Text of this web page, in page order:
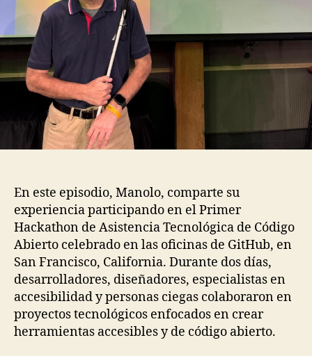
En este episodio, Manolo, comparte su
experiencia participando en el Primer
Hackathon de Asistencia Tecnológica de Código
Abierto celebrado en las oficinas de GitHub, en
San Francisco, California. Durante dos días,
desarrolladores, diseñadores, especialistas en
accesibilidad y personas ciegas colaboraron en
proyectos tecnológicos enfocados en crear
herramientas accesibles y de código abierto.